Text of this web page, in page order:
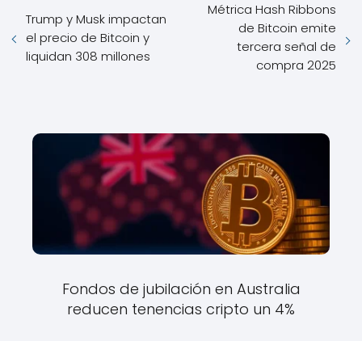
Trump y Musk impactan
el precio de Bitcoin y
liquidan 308 millones
Métrica Hash Ribbons
de Bitcoin emite
tercera señal de
compra 2025
Fondos de jubilación en Australia
reducen tenencias cripto un 4%